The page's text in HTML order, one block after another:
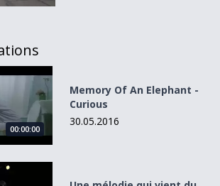
- Curious
00:00:00
Memory Of An Elephant -
Curious
30.05.2016
du coeur